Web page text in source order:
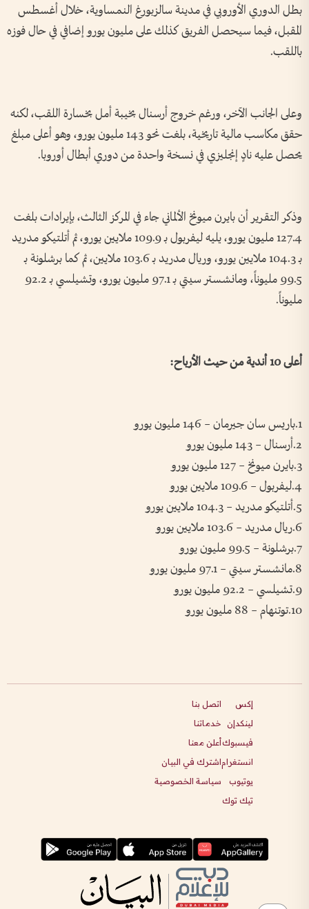
بطل الدوري الأوروبي في مدينة سالزبورغ النمساوية، خلال أغسطس
المقبل، فيما سيحصل الفريق كذلك على مليون يورو إضافي في حال فوزه
باللقب.
وعلى الجانب الآخر، ورغم خروج أرسنال بخيبة أمل بخسارة اللقب، لكنه
حقق مكاسب مالية تاريخية، بلغت نحو 143 مليون يورو، وهو أعلى مبلغ
يحصل عليه نادٍ إنجليزي في نسخة واحدة من دوري أبطال أوروبا.
وذكر التقرير أن بايرن ميونخ الألماني جاء في المركز الثالث، بإيرادات بلغت
127.4 مليون يورو، يليه ليفربول بـ 109.9 ملايين يورو، ثم أتلتيكو مدريد
بـ 104.3 ملايين يورو، وريال مدريد بـ 103.6 ملايين، ثم كما برشلونة بـ
99.5 مليوناً، ومانشستر سيتي بـ 97.1 مليون يورو، وتشيلسي بـ 92.2
مليوناً.
أعلى 10 أندية من حيث الأرباح:
1.باريس سان جيرمان – 146 مليون يورو
2.أرسنال – 143 مليون يورو
3.بايرن ميونخ – 127 مليون يورو
4.ليفربول – 109.6 ملايين يورو
5.أتلتيكو مدريد – 104.3 ملايين يورو
6.ريال مدريد – 103.6 ملايين يورو
7.برشلونة – 99.5 مليون يورو
8.مانشستر سيتي – 97.1 مليون يورو
9.تشيلسي – 92.2 مليون يورو
10.توتنهام – 88 مليون يورو
إكس
لينكدإن
فيسبوك
انستغرام
يوتيوب
تيك توك
اتصل بنا
خدماتنا
أعلن معنا
اشترك في البيان
سياسة الخصوصية